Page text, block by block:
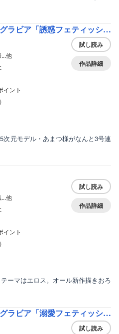
［ハレム］あまつ様フェチグラビア「誘惑フェティッシュ」【美麗版33P】
他
イント
）
試し読み
作品詳細
元モデル・あまつ様がなんと3号連
他
イント
）
試し読み
作品詳細
ーマはエロス。オール新作描きおろ
［ハレム］あまつ様フェチグラビア「溺愛フェティッシュ」【美麗版32P】
試し読み